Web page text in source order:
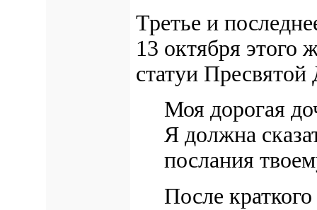
Третье и
13 октября этого
статуи
Моя дорогая
Я должна
послания
После